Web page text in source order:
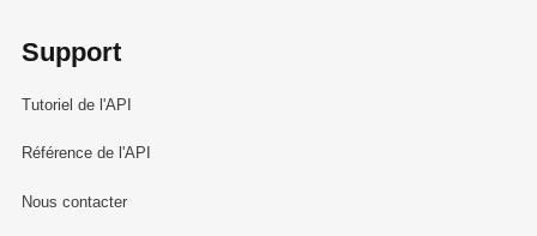
Support
Tutoriel de l'API
Référence de l'API
Nous contacter